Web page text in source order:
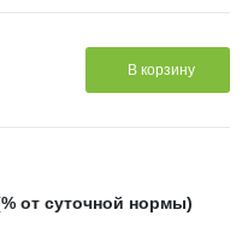
В корзину
от суточной нормы)